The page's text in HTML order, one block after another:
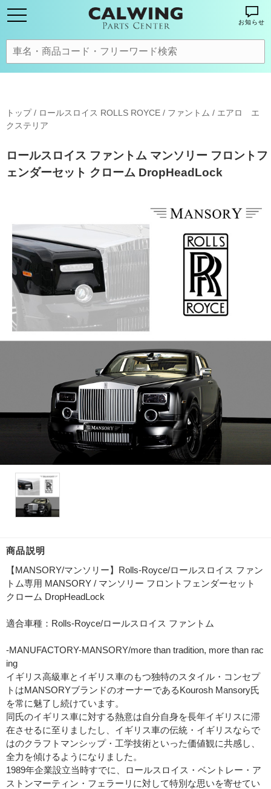
お知らせ
トップ/ ロールスロイス ROLLS ROYCE / ファントム / エアロ エ
クステリア
ロールスロイス ファントム マンソリー フロントフ
ェンダーセット クローム DropHeadLock
商品説明
【MANSORY/マンソリー】Rolls-Royce/ロールスロイス ファン
トム専用 MANSORY / マンソリー フロントフェンダーセット
クローム DropHeadLock
適合車種：Rolls-Royce/ロールスロイス ファントム
-MANUFACTORY-MANSORY/more than tradition, more than rac
ing
イギリス高級車とイギリス車のもつ独特のスタイル・コンセプ
トはMANSORYブランドのオーナーであるKourosh Mansory氏
を常に魅了し続けています。
同氏のイギリス車に対する熱意は自分自身を長年イギリスに滞
在させるに至りましたし、イギリス車の伝統・イギリスならで
はのクラフトマンシップ・工学技術といった価値観に共感し、
全力を傾けるようになりました。
1989年企業設立当時すでに、ロールスロイス・ベントレー・ア
ストンマーティン・フェラーリに対して特別な思いを寄せてい